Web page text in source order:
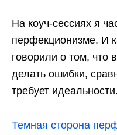
На коуч-сессиях я
перфекционизме. И
говорили о том, что
делать ошибки,
требует идеальности.
Темная сторона